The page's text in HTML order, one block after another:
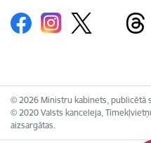
© 2026 Ministru kabinets, publicētā
© 2020 Valsts kanceleja,
aizsargātas.